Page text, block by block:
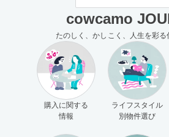
cowcamo
たのしく、かしこく、人生を彩る
購入に関する
情報
ライフスタイル
別物件選び